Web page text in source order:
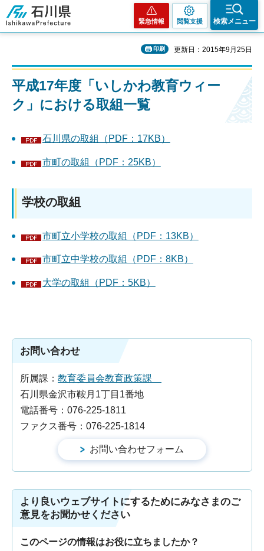
石川県
緊急情報 閲覧支援 検索メニュー
印刷 更新日：2015年9月25日
平成17年度「いしかわ教育ウィー
ク」における取組一覧
石川県の取組（PDF：17KB）
市町の取組（PDF：25KB）
学校の取組
市町立小学校の取組（PDF：13KB）
市町立中学校の取組（PDF：8KB）
大学の取組（PDF：5KB）
お問い合わせ
所属課： 教育委員会教育政策課
石川県金沢市鞍月1丁目1番地
電話番号：076-225-1811
ファクス番号：076-225-1814
より良いウェブサイトにするためにみなさまのご
意見をお聞かせください
このページの情報はお役に立ちましたか？